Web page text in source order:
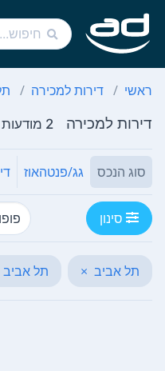
ראשי דירות למכירה
דירות למכירה 2 מודעות
סוג הנכס גג/פנטהאוז
סינון
תל אביב × תל אביב